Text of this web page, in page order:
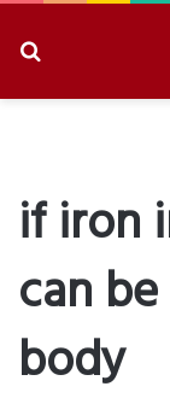
if iron
can
body